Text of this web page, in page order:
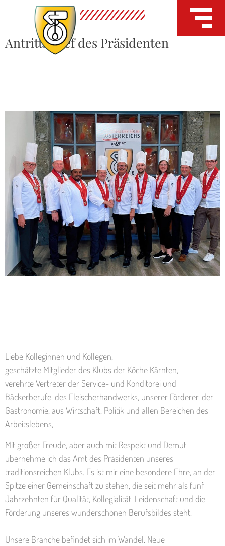
Antrittsbrief des Präsidenten
Liebe Kolleginnen und Kollegen,
geschätzte Mitglieder des Klubs der Köche Kärnten,
verehrte Vertreter der Service- und Konditorei und
Bäckerberufe, des Fleischerhandwerks, unserer Förderer, der
Gastronomie, aus Wirtschaft, Politik und allen Bereichen des
Arbeitslebens,
Mit großer Freude, aber auch mit Respekt und Demut
übernehme ich das Amt des Präsidenten unseres
traditionsreichen Klubs. Es ist mir eine besondere Ehre, an der
Spitze einer Gemeinschaft zu stehen, die seit mehr als fünf
Jahrzehnten für Qualität, Kollegialität, Leidenschaft und die
Förderung unseres wunderschönen Berufsbildes steht.
Unsere Branche befindet sich im Wandel. Neue